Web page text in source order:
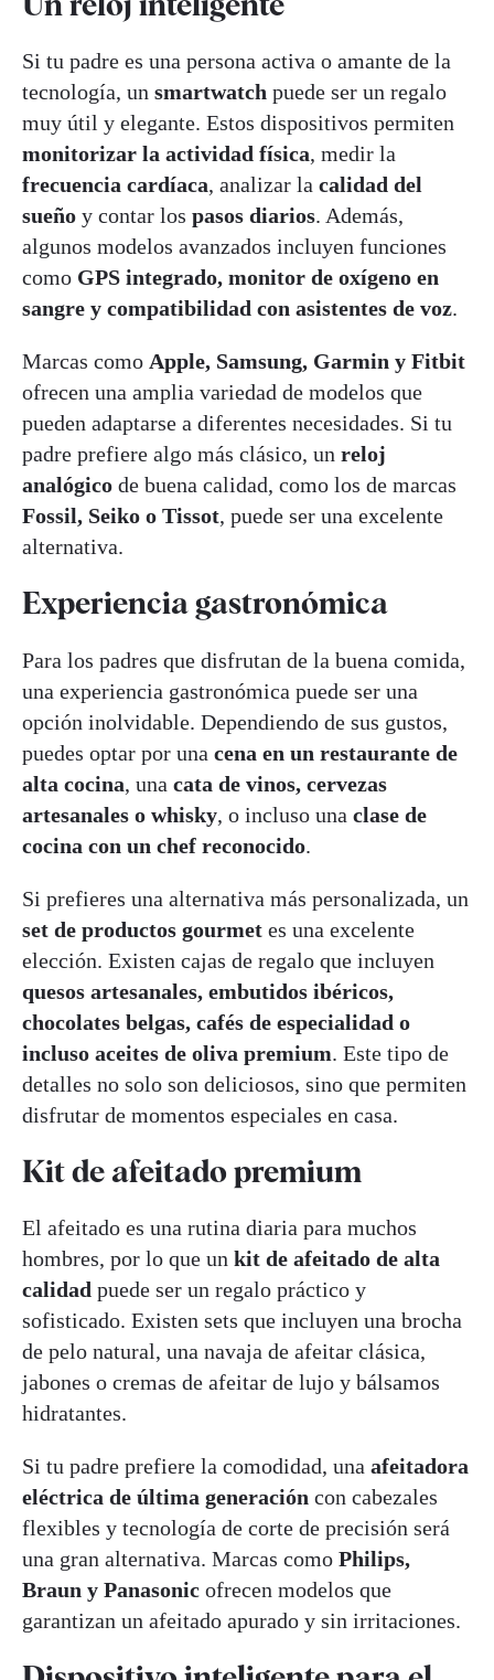
Si tu padre es una persona activa o amante de la
tecnología, un smartwatch puede ser un regalo
muy útil y elegante. Estos dispositivos permiten
monitorizar la actividad física, medir la
frecuencia cardíaca, analizar la calidad del
sueño y contar los pasos diarios. Además,
algunos modelos avanzados incluyen funciones
como GPS integrado, monitor de oxígeno en
sangre y compatibilidad con asistentes de voz.
Marcas como Apple, Samsung, Garmin y Fitbit
ofrecen una amplia variedad de modelos que
pueden adaptarse a diferentes necesidades. Si tu
padre prefiere algo más clásico, un reloj
analógico de buena calidad, como los de marcas
Fossil, Seiko o Tissot, puede ser una excelente
alternativa.
Experiencia gastronómica
Para los padres que disfrutan de la buena comida,
una experiencia gastronómica puede ser una
opción inolvidable. Dependiendo de sus gustos,
puedes optar por una cena en un restaurante de
alta cocina, una cata de vinos, cervezas
artesanales o whisky, o incluso una clase de
cocina con un chef reconocido.
Si prefieres una alternativa más personalizada, un
set de productos gourmet es una excelente
elección. Existen cajas de regalo que incluyen
quesos artesanales, embutidos ibéricos,
chocolates belgas, cafés de especialidad o
incluso aceites de oliva premium. Este tipo de
detalles no solo son deliciosos, sino que permiten
disfrutar de momentos especiales en casa.
Kit de afeitado premium
El afeitado es una rutina diaria para muchos
hombres, por lo que un kit de afeitado de alta
calidad puede ser un regalo práctico y
sofisticado. Existen sets que incluyen una brocha
de pelo natural, una navaja de afeitar clásica,
jabones o cremas de afeitar de lujo y bálsamos
hidratantes.
Si tu padre prefiere la comodidad, una afeitadora
eléctrica de última generación con cabezales
flexibles y tecnología de corte de precisión será
una gran alternativa. Marcas como Philips,
Braun y Panasonic ofrecen modelos que
garantizan un afeitado apurado y sin irritaciones.